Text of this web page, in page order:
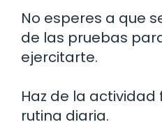
No esperes a que
de las pruebas
ejercitarte.
Haz de la
rutina diaria.